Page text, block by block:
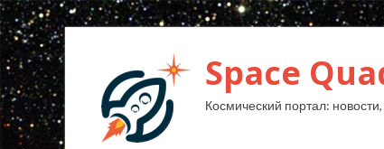
Space
Космический портал: